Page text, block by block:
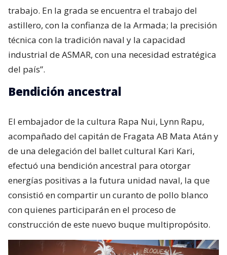
trabajo. En la grada se encuentra el trabajo del
astillero, con la confianza de la Armada; la precisión
técnica con la tradición naval y la capacidad
industrial de ASMAR, con una necesidad estratégica
del país”.
Bendición ancestral
El embajador de la cultura Rapa Nui, Lynn Rapu,
acompañado del capitán de Fragata AB Mata Atán y
de una delegación del ballet cultural Kari Kari,
efectuó una bendición ancestral para otorgar
energías positivas a la futura unidad naval, la que
consistió en compartir un curanto de pollo blanco
con quienes participarán en el proceso de
construcción de este nuevo buque multipropósito.